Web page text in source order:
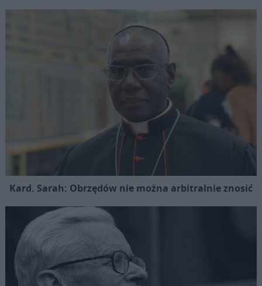
Kard. Sarah: Obrzędów nie można arbitralnie znosić